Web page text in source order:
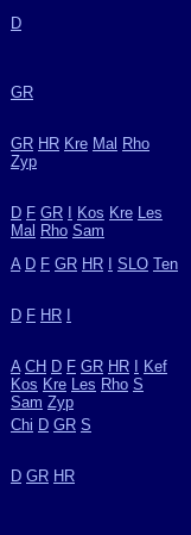
D
GR
GR HR Kre Mal Rho
Zyp
D F GR Kos Kre Les
Mal Rho Sam
A D F GR HR SLO Ten
D F HR
A CH D F GR HR
Kef
Kos Kre Les Rho S
Sam Zyp
Chi D GR S
D GR HR